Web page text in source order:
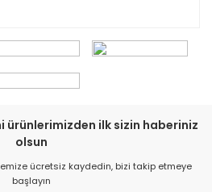
ürünlerimizden ilk sizin haberiniz
olsun
ücretsiz kaydedin, bizi takip etmeye
başlayın